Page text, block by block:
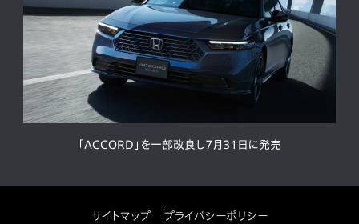
「ACCORD」を一部改良し7月31日に発売
サイトマップ プライバシーポリシー